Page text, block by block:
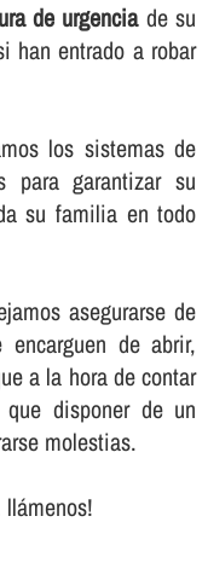
de urgenciade su
han entrado a robar
los sistemas de
para garantizar su
su familia en todo
asegurarse de
de abrir,
a la hora de contar
disponer de un
molestias.
llámenos!